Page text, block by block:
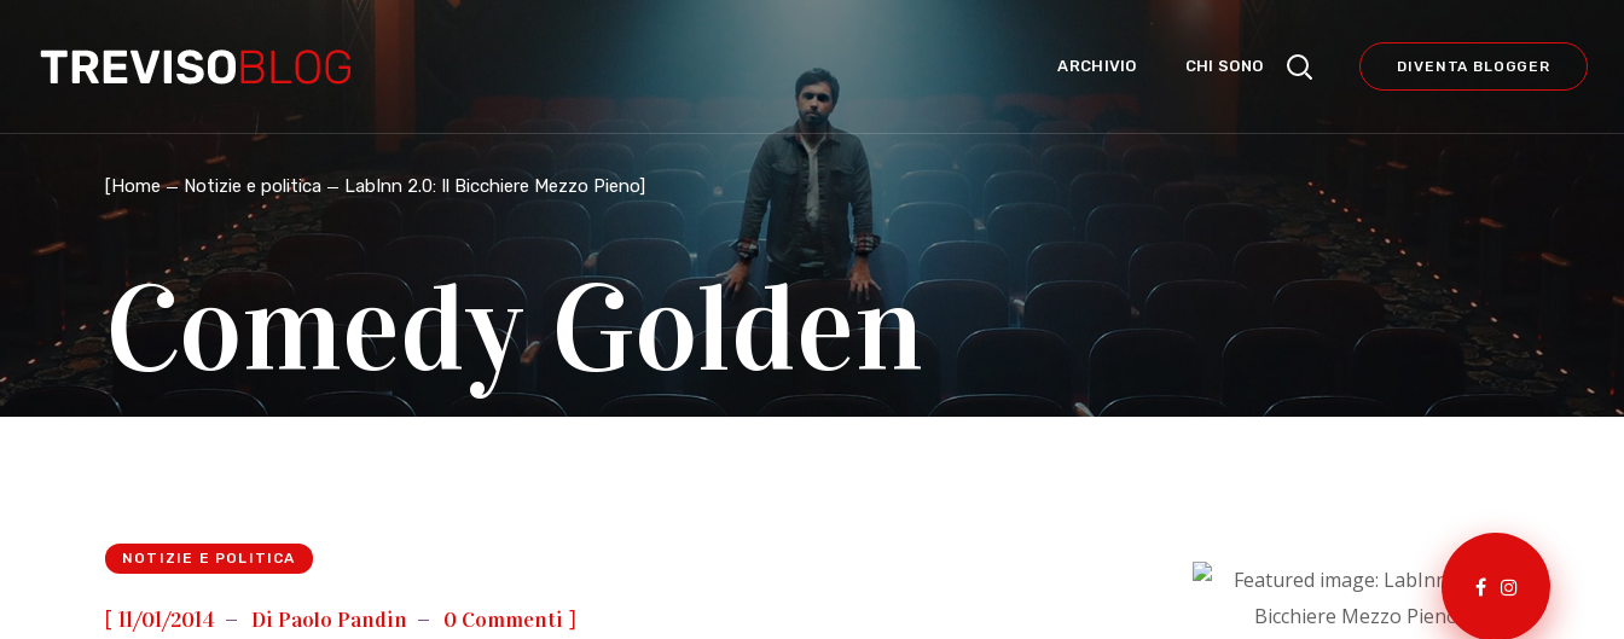
ARCHIVIO CHI SONO DIVENTA BLOGGER
[Home Notizie e politica LabInn 2.0: Il Bicchiere Mezzo Pieno]
Comedy Golden
NOTIZIE E POLITICA
[ 11/01/2014 Di Paolo Pandin 0 Commenti ]